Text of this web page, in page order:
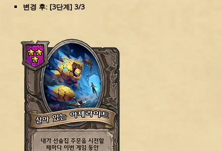
변경 후: [3단계] 3/3